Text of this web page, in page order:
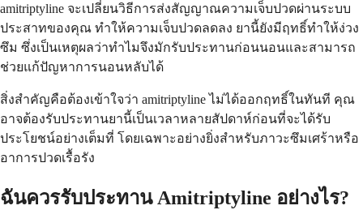
amitriptyline จะเปลี่ยนวิธีการส่งสัญญาณความเจ็บปวดผ่านระบบ
ประสาทของคุณ ทำให้ความเจ็บปวดลดลง ยานี้ยังมีฤทธิ์ทำให้ง่วง
ซึม ซึ่งเป็นเหตุผลว่าทำไมจึงมักรับประทานก่อนนอนและสามารถ
ช่วยแก้ปัญหาการนอนหลับได้
สิ่งสำคัญคือต้องเข้าใจว่า amitriptyline ไม่ได้ออกฤทธิ์ในทันที คุณ
อาจต้องรับประทานยานี้เป็นเวลาหลายสัปดาห์ก่อนที่จะได้รับ
ประโยชน์อย่างเต็มที่ โดยเฉพาะอย่างยิ่งสำหรับภาวะซึมเศร้าหรือ
อาการปวดเรื้อรัง
ฉันควรรับประทาน Amitriptyline อย่างไร?